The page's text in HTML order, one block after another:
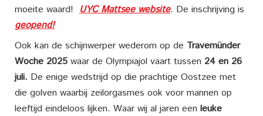
moeite waard! UYC Mattsee website. De inschrijving is
geopend!
Ook kan de schijnwerper wederom op de Travemünder
Woche 2025 waar de Olympiajol vaart tussen 24 en 26
juli. De enige wedstrijd op die prachtige Oostzee met
die golven waarbij zeilorgasmes ook voor mannen op
leeftijd eindeloos lijken. Waar wij al jaren een leuke